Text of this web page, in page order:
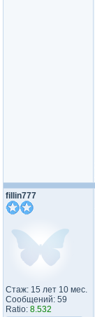
fillin777
Стаж: 15 лет 10 мес.
Сообщений: 59
Ratio: 8.532